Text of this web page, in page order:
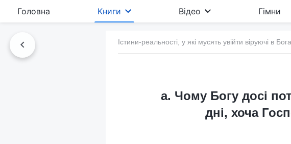
Головна Книги Відео Гімни
Істини-реальності, у які мусять увійти віруючі в Бога
а. Чому Богу досі
дні, хоча